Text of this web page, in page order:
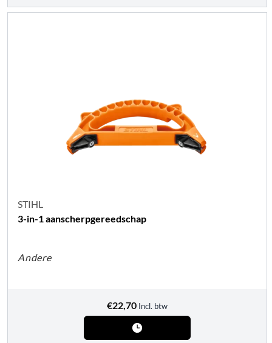
STIHL
3-in-1 aanscherpgereedschap
Andere
€22,70 Incl. btw